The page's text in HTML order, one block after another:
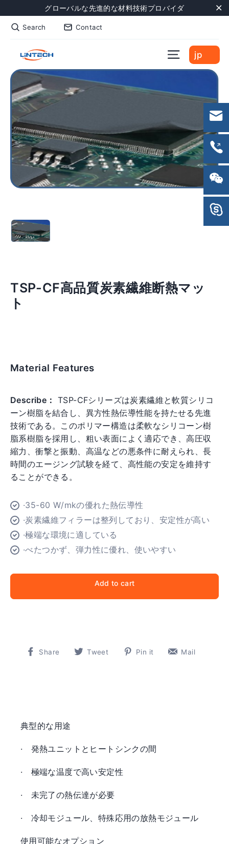
to
content
グローバルな先進的な材料技術プロバイダ
Search Contact
Site
jp
TSP-CF高品質炭素繊維断熱マッ
ト
Regular
Material Features
Describe： TSP-CFシリーズは炭素繊維と軟質シリコ
ーン樹脂を結合し、異方性熱伝導性能を持たせる先進
技術である。このポリマー構造は柔軟なシリコーン樹
脂系樹脂を採用し、粗い表面によく適応でき、高圧収
縮力、衝撃と振動、高温などの悪条件に耐えられ、長
時間のエージング試験を経て、高性能の安定を維持す
ることができる。
·35-60 W/mkの優れた熱伝導性
·炭素繊維フィラーは整列しており、安定性が高い
·極端な環境に適している
·べたつかず、弾力性に優れ、使いやすい
Add to cart
Share
ShareTweet
TweetPin it
Pin
Mail
典型的な用途
· 発熱ユニットとヒートシンクの間
· 極端な温度で高い安定性
· 未完了の熱伝達が必要
· 冷却モジュール、特殊応用の放熱モジュール
使用可能なオプション